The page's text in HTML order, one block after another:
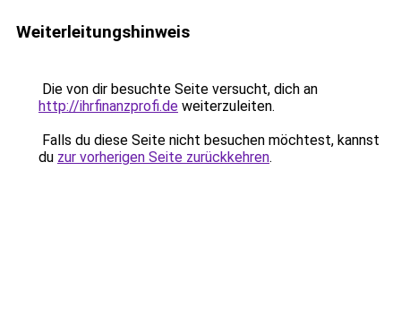
Weiterleitungshinweis
Die von dir besuchte Seite versucht, dich an
http://ihrfinanzprofi.de weiterzuleiten.
Falls du diese Seite nicht besuchen möchtest, kannst
du zur vorherigen Seite zurückkehren.